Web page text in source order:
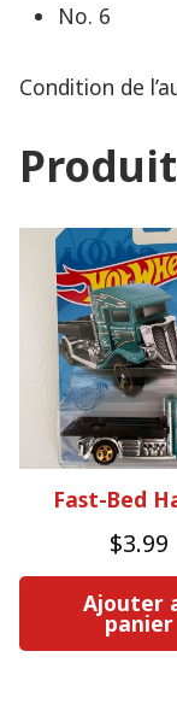
No. 6
Condition de
Fast-Bed
$3.99
Ajouter
panier